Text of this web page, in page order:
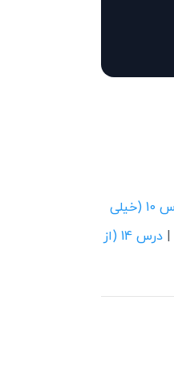
درس 10 (خیلی
درس 14 (از